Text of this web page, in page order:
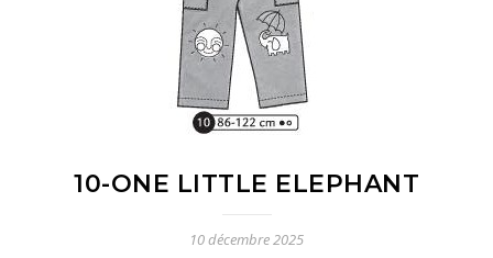
10-ONE LITTLE ELEPHANT
10 décembre 2025